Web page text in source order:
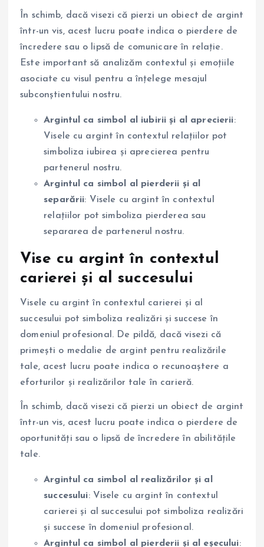
În schimb, dacă visezi că pierzi un obiect de argint
într-un vis, acest lucru poate indica o pierdere de
încredere sau o lipsă de comunicare în relație.
Este important să analizăm contextul și emoțiile
asociate cu visul pentru a înțelege mesajul
subconștientului nostru.
Argintul ca simbol al iubirii și al aprecierii:
Visele cu argint în contextul relațiilor pot
simboliza iubirea și aprecierea pentru
partenerul nostru.
Argintul ca simbol al pierderii și al
separării: Visele cu argint în contextul
relațiilor pot simboliza pierderea sau
separarea de partenerul nostru.
Vise cu argint în contextul
carierei și al succesului
Visele cu argint în contextul carierei și al
succesului pot simboliza realizări și succese în
domeniul profesional. De pildă, dacă visezi că
primești o medalie de argint pentru realizările
tale, acest lucru poate indica o recunoaștere a
eforturilor și realizărilor tale în carieră.
În schimb, dacă visezi că pierzi un obiect de argint
într-un vis, acest lucru poate indica o pierdere de
oportunități sau o lipsă de încredere în abilitățile
tale.
Argintul ca simbol al realizărilor și al
succesului: Visele cu argint în contextul
carierei și al succesului pot simboliza realizări
și succese în domeniul profesional.
Argintul ca simbol al pierderii și al eșecului: